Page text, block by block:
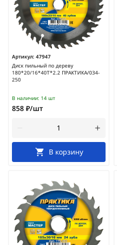
Артикул: 47947
Диск пильный по дереву
180*20/16*40Т*2.2 ПРАКТИКА/034-
250
В наличии: 14 шт
858 ₽/шт
В корзину